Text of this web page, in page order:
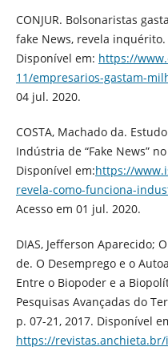
CONJUR. Bolsonaristas
fake News, revela
Disponível em: https://
11/empresarios-gastam-
04 jul. 2020.
COSTA, Machado da.
Indústria de “Fake News”
Disponível em:https://
revela-como-funciona-
Acesso em 01 jul. 2020.
DIAS, Jefferson Aparecido;
de. O Desemprego e o
Entre o Biopoder e a
Pesquisas Avançadas do
p. 07-21, 2017. Disponível
https://